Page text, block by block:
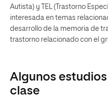
Autista) y TEL (Trastorno
interesada en temas
desarrollo de la memoria de
trastorno relacionado con el
Algunos
clase